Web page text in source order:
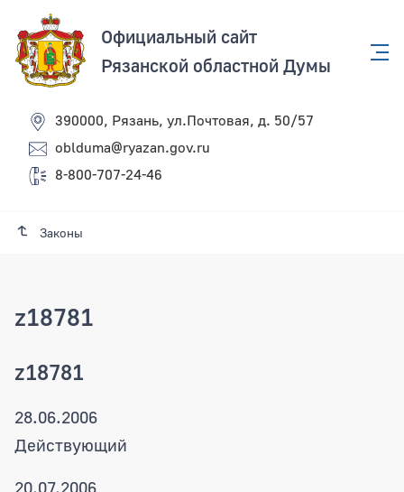
Официальный сайт
Рязанской областной Думы
390000, Рязань, ул.Почтовая, д. 50/57
oblduma@ryazan.gov.ru
8-800-707-24-46
Законы
z18781
z18781
28.06.2006
Действующий
20.07.2006